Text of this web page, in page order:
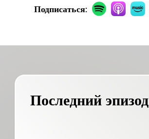
Подписаться:
Последний эпизод